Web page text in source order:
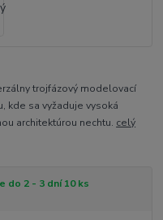
trojfázový modelovací
kde sa vyžaduje vysoká
architektúrou nechtu. celý
do 2 - 3 dní 10 ks